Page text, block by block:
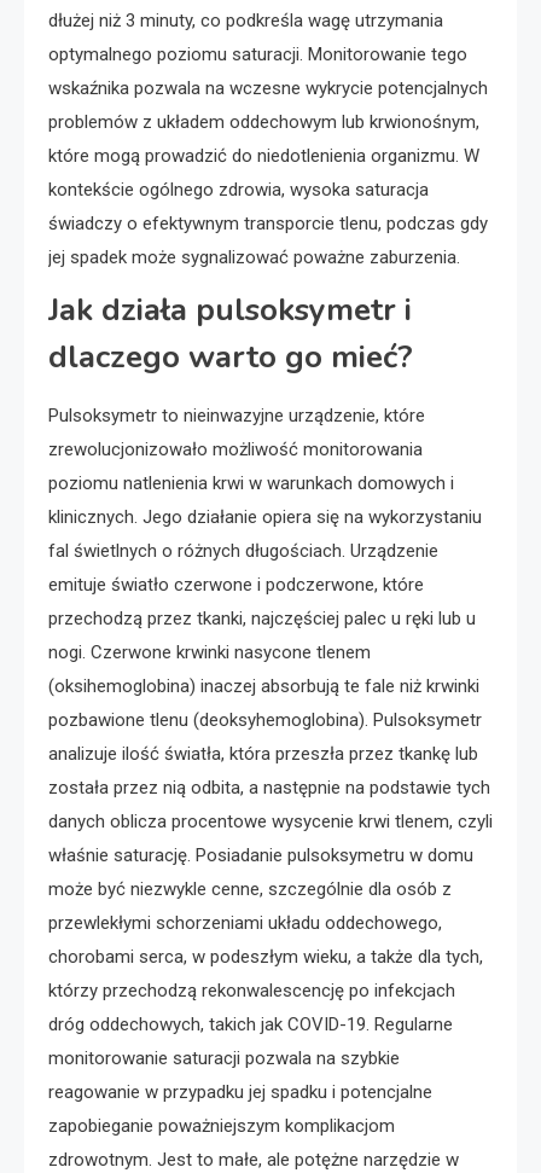
dłużej niż 3 minuty, co podkreśla wagę utrzymania
optymalnego poziomu saturacji. Monitorowanie tego
wskaźnika pozwala na wczesne wykrycie potencjalnych
problemów z układem oddechowym lub krwionośnym,
które mogą prowadzić do niedotlenienia organizmu. W
kontekście ogólnego zdrowia, wysoka saturacja
świadczy o efektywnym transporcie tlenu, podczas gdy
jej spadek może sygnalizować poważne zaburzenia.
Jak działa pulsoksymetr i
dlaczego warto go mieć?
Pulsoksymetr to nieinwazyjne urządzenie, które
zrewolucjonizowało możliwość monitorowania
poziomu natlenienia krwi w warunkach domowych i
klinicznych. Jego działanie opiera się na wykorzystaniu
fal świetlnych o różnych długościach. Urządzenie
emituje światło czerwone i podczerwone, które
przechodzą przez tkanki, najczęściej palec u ręki lub u
nogi. Czerwone krwinki nasycone tlenem
(oksihemoglobina) inaczej absorbują te fale niż krwinki
pozbawione tlenu (deoksyhemoglobina). Pulsoksymetr
analizuje ilość światła, która przeszła przez tkankę lub
została przez nią odbita, a następnie na podstawie tych
danych oblicza procentowe wysycenie krwi tlenem, czyli
właśnie saturację. Posiadanie pulsoksymetru w domu
może być niezwykle cenne, szczególnie dla osób z
przewlekłymi schorzeniami układu oddechowego,
chorobami serca, w podeszłym wieku, a także dla tych,
którzy przechodzą rekonwalescencję po infekcjach
dróg oddechowych, takich jak COVID-19. Regularne
monitorowanie saturacji pozwala na szybkie
reagowanie w przypadku jej spadku i potencjalne
zapobieganie poważniejszym komplikacjom
zdrowotnym. Jest to małe, ale potężne narzędzie w